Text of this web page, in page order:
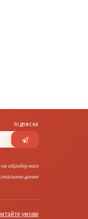
ПІДПИСКА
обробку моїх
даних
умови